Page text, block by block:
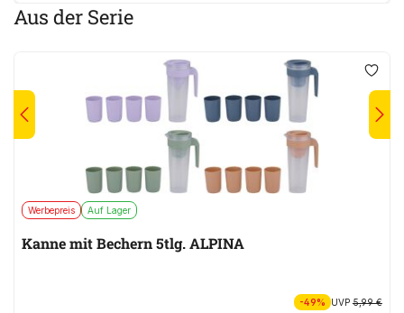
Aus der Serie
Werbepreis Auf Lager
Kanne mit Bechern 5tlg. ALPINA
-49% UVP5,99 €